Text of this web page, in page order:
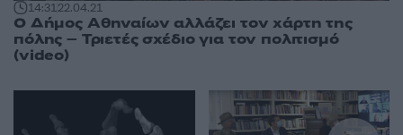
14:3122.04.21
Ο Δήμος Αθηναίων αλλάζει τον χάρτη της
πόλης – Τριετές σχέδιο για τον πολιτισμό
(video)